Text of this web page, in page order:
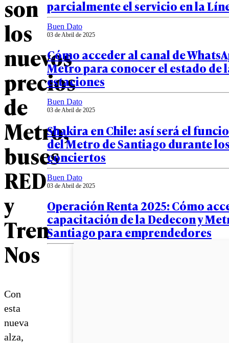
son
los
nuevos
precios
de
Metro,
buses
RED
y
Tren
Nos
Con
esta
nueva
alza,
parcialmente el servicio en la
Buen Dato
03 de Abril de 2025
Cómo acceder al canal de
Metro para conocer el estado de
estaciones
Buen Dato
03 de Abril de 2025
Shakira en Chile: así será el
del Metro de Santiago durante
conciertos
Buen Dato
03 de Abril de 2025
Operación Renta 2025: Cómo
capacitación de la Dedecon y
Santiago para emprendedores